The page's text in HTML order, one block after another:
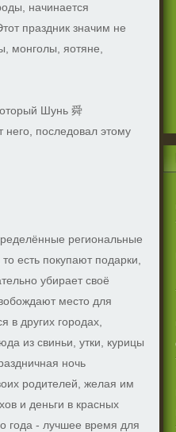
начинается
праздник значим не
монголы, яотяне,
Шунь 舜
него, последовал этому
региональные
есть покупают подарки,
убирает своё
место для
в других городах,
из свиньи, утки, курицы
ночь
родителей, желая им
и деньги в красных
года - лучшее время для